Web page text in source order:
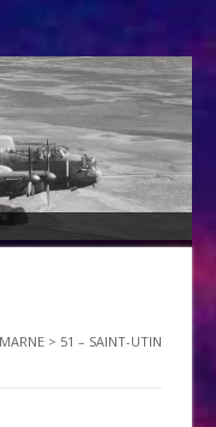
> 51 – SAINT-UTIN